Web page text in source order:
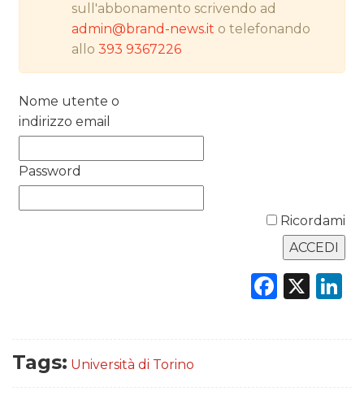
RICERCHE
PREVISIONI/SCENARI
NORMATIVE
CASE HISTORY
sull'abbonamento scrivendo ad
admin@brand-news.it o telefonando
allo393 9367226
Nome utente o
indirizzo email
Password
Ricordami
X
Tags: Università di Torino